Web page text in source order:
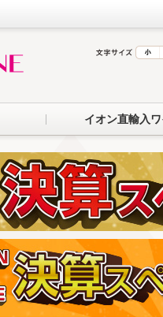
イオン直輸入